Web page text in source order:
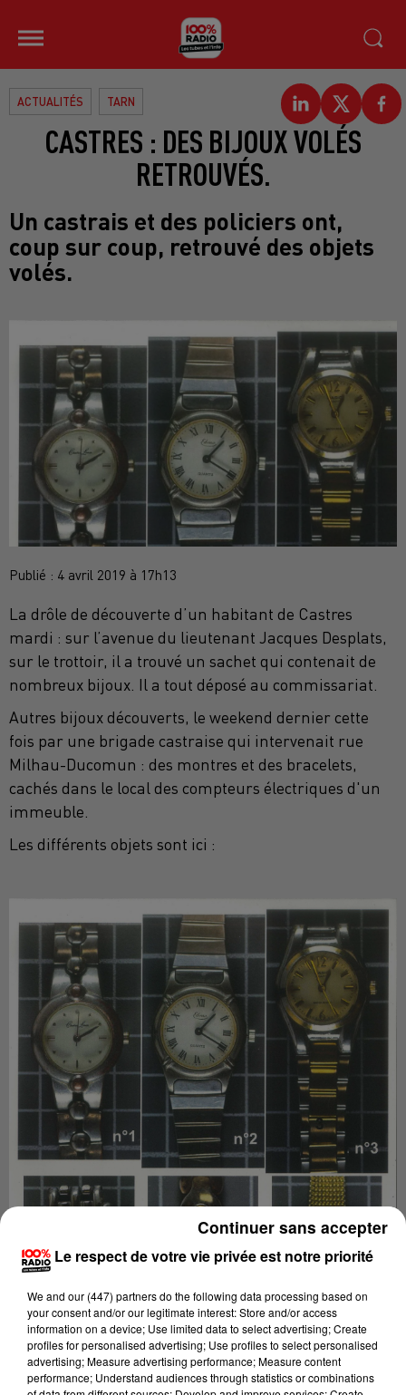
ACTUALITÉS TARN
CASTRES : DES BIJOUX VOLÉS
RETROUVÉS.
Un castrais et des policiers ont,
coup sur coup, retrouvé des objets
volés.
Publié : 4 avril 2019 à 17h13
La drôle de découverte d’un habitant de Castres
mardi : sur l’avenue du lieutenant Jacques Desplats,
sur le trottoir, il a trouvé un sachet qui contenait de
nombreux bijoux. Il a tout déposé au commissariat.
Autres bijoux découverts, le weekend dernier cette
fois par une brigade castraise qui intervenait rue
Milhau-Ducomun : des montres et des bracelets,
cachés dans le local des compteurs électriques d'un
immeuble.
Les différents objets sont ici :
Le respect de votre vie privée est notre priorité
We and our (447) partnersdo the following data processing based on
your consent and/or our legitimate interest: Store and/or access
information on a device; Use limited data to select advertising; Create
profiles for personalised advertising; Use profiles to select personalised
advertising; Measure advertising performance; Measure content
performance; Understand audiences through statistics or combinations
Continuer sans accepter